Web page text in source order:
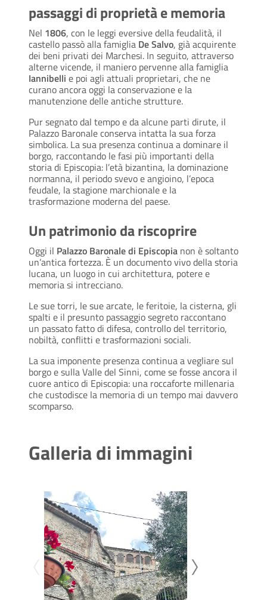
passaggi di proprietà e memoria
Nel 1806, con le leggi eversive della feudalità, il
castello passò alla famiglia De Salvo, già acquirente
dei beni privati dei Marchesi. In seguito, attraverso
alterne vicende, il maniero pervenne alla famiglia
Iannibelli e poi agli attuali proprietari, che ne
curano ancora oggi la conservazione e la
manutenzione delle antiche strutture.
Pur segnato dal tempo e da alcune parti dirute, il
Palazzo Baronale conserva intatta la sua forza
simbolica. La sua presenza continua a dominare il
borgo, raccontando le fasi più importanti della
storia di Episcopia: l’età bizantina, la dominazione
normanna, il periodo svevo e angioino, l’epoca
feudale, la stagione marchionale e la
trasformazione moderna del paese.
Un patrimonio da riscoprire
Oggi il Palazzo Baronale di Episcopia non è soltanto
un’antica fortezza. È un documento vivo della storia
lucana, un luogo in cui architettura, potere e
memoria si intrecciano.
Le sue torri, le sue arcate, le feritoie, la cisterna, gli
spalti e il presunto passaggio segreto raccontano
un passato fatto di difesa, controllo del territorio,
nobiltà, conflitti e trasformazioni sociali.
La sua imponente presenza continua a vegliare sul
borgo e sulla Valle del Sinni, come se fosse ancora il
cuore antico di Episcopia: una roccaforte millenaria
che custodisce la memoria di un tempo mai davvero
scomparso.
Galleria di immagini